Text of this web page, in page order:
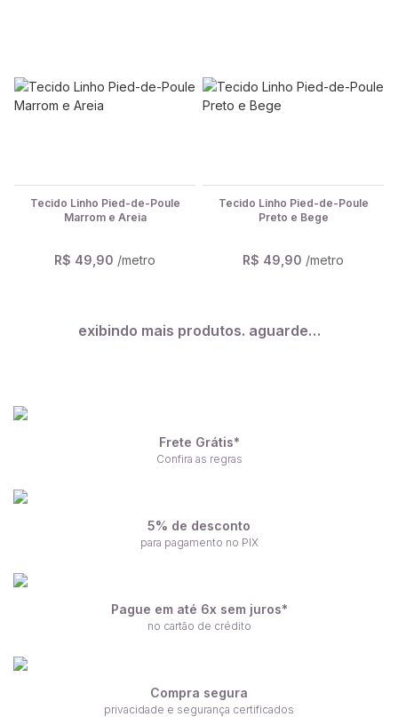
Tecido Linho Pied-de-Poule
Marrom e Areia
R$ 49,90 /metro
Tecido Linho Pied-de-Poule
Preto e Bege
R$ 49,90 /metro
exibindo mais produtos. aguarde…
Frete Grátis*
Confira as regras
5% de desconto
para pagamento no PIX
Pague em até 6x sem juros*
no cartão de crédito
Compra segura
privacidade e segurança certificados